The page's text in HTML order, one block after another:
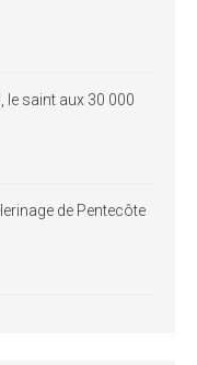
le saint aux 30 000
de Pentecôte